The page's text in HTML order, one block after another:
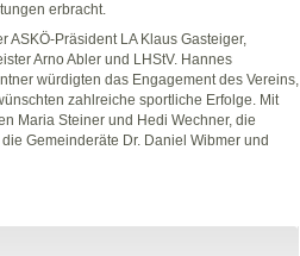
erbracht.
ASKÖ-Präsident LA Klaus Gasteiger,
Arno Abler und LHStV. Hannes
würdigten das Engagement des Vereins,
zahlreiche sportliche Erfolge. Mit
Maria Steiner und Hedi Wechner, die
Gemeinderäte Dr. Daniel Wibmer und